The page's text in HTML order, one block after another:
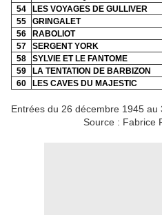
54
LES VOYAGES DE GULLIVER
55
GRINGALET
56
RABOLIOT
57
SERGENT YORK
58
SYLVIE ET LE FANTOME
59
LA TENTATION DE BARBIZON
60
LES CAVES DU MAJESTIC
Entrées du 26 décembre 1945 au
Source : Fabrice